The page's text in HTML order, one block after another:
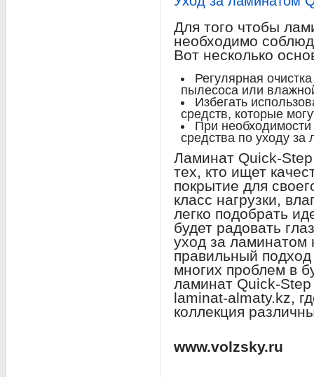
Для того чтобы
необходимо
Вот несколько
Регулярная
пылесоса или
Избегать
средств, которые
При
средства по уходу за
Ламинат Quick-
тех, кто ищет
покрытие для
класс нагрузки,
легко подобрать
будет радовать
уход за ламинатом
правильный
многих проблем в
ламинат Quick-
laminat-almaty.kz,
коллекция
www.volzsky.ru